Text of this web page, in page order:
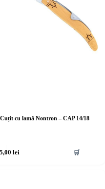
Cuțit cu lamă Nontron – CAP 14/18
lei 🛒